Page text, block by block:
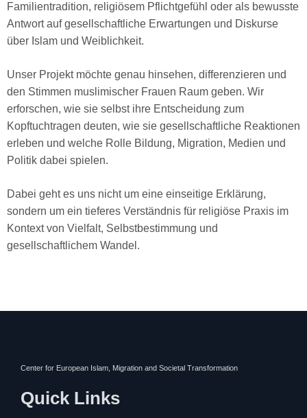
Familientradition, religiösem Pflichtgefühl oder als bewusste
Antwort auf gesellschaftliche Erwartungen und Diskurse
über Islam und Weiblichkeit.
Unser Projekt möchte genau hinsehen, differenzieren und
den Stimmen muslimischer Frauen Raum geben. Wir
erforschen, wie sie selbst ihre Entscheidung zum
Kopftuchtragen deuten, wie sie gesellschaftliche Reaktionen
erleben und welche Rolle Bildung, Migration, Medien und
Politik dabei spielen.
Dabei geht es uns nicht um eine einseitige Erklärung,
sondern um ein tieferes Verständnis für religiöse Praxis im
Kontext von Vielfalt, Selbstbestimmung und
gesellschaftlichem Wandel.
Center for European Islam, Migration and Societal Transformation
Quick Links